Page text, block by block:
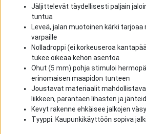
Jäljittelevät täydellisesti paljain
tuntua
Leveä, jalan muotoinen kärki
varpaille
Nolladroppi (ei korkeuseroa
tukee oikeaa kehon asentoa
Ohut (5 mm) pohja stimuloi
erinomaisen maapidon tunteen
Joustavat materiaalit
liikkeen, parantaen lihasten ja
Kevyt rakenne ehkäisee jalkojen
Tyyppi: Kaupunkikäyttöön sopiva